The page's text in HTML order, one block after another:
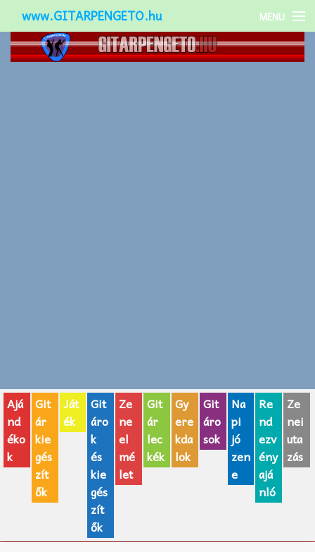
www.GITARPENGETO.hu MENU
Népszerű-
AJÁNDÉK ÖTLETEK
Vicces
GITÁR MÁRKÁK
TOP100 nóta
Ajá
nd
éko
k
Git
ár
kie
gés
zít
ők
Ját
ék
Git
áro
k
és
kie
gés
zít
ők
Ze
ne
el
mé
let
Git
ár
lec
kék
Gy
ere
kda
lok
Git
áro
sok
Na
pi
jó
zen
e
Re
nd
ezv
ény
ajá
nló
Ze
nei
uta
zás